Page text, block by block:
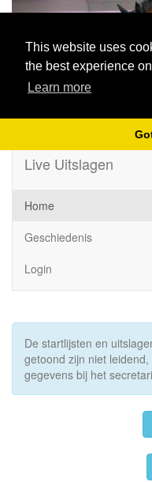
This website uses
the best experience
Learn more
Previous
Live Uitslagen
Home
Geschiedenis
Login
De startlijsten en
getoond zijn niet
gegevens bij het